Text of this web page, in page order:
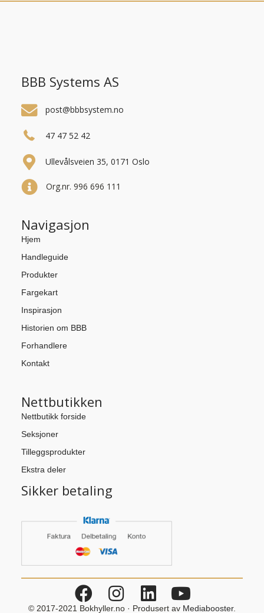
BBB Systems AS
post@bbbsystem.no
47 47 52 42
Ullevålsveien 35, 0171 Oslo
Org.nr. 996 696 111
Navigasjon
Hjem
Handleguide
Produkter
Fargekart
Inspirasjon
Historien om BBB
Forhandlere
Kontakt
Nettbutikken
Nettbutikk forside
Seksjoner
Tilleggsprodukter
Ekstra deler
Sikker betaling
© 2017-2021 Bokhyller.no · Produsert av Mediabooster.